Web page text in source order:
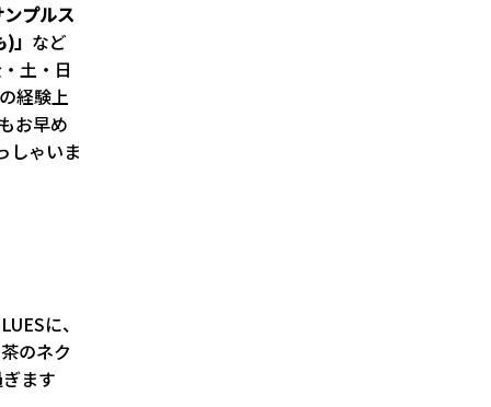
プルス
」 など
土・日
経験上
お早め
しゃいま
に、
のネク
ます